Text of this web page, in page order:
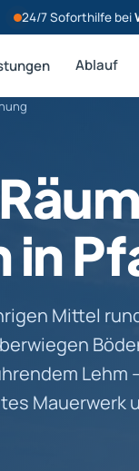
24/7 Soforthilfe bei
Ablauf
in
Mittel
Lehm
Mauerwerk